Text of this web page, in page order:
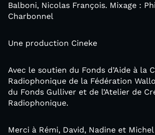
Balboni, Nicolas François. Mixage :
Charbonnel
Une production Cineke
Avec le soutien du Fonds d’Aide à la
Radiophonique de la Fédération
du Fonds Gulliver et de l’Atelier de
Radiophonique.
Merci à Rémi, David, Nadine et